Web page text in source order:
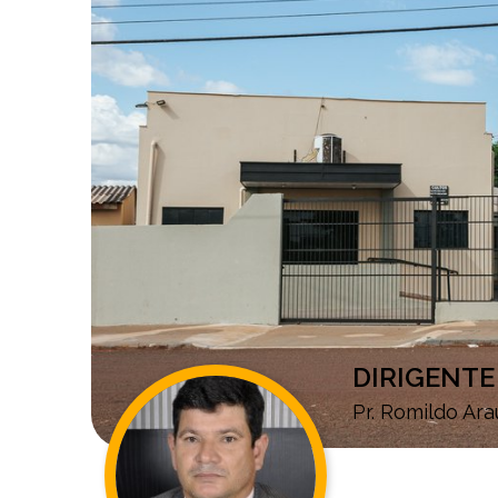
DIRIGENTE
Pr. Romildo